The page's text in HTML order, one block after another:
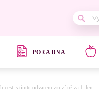
PORADNA
cest, s tímto odvarem zmizí už za 1 den